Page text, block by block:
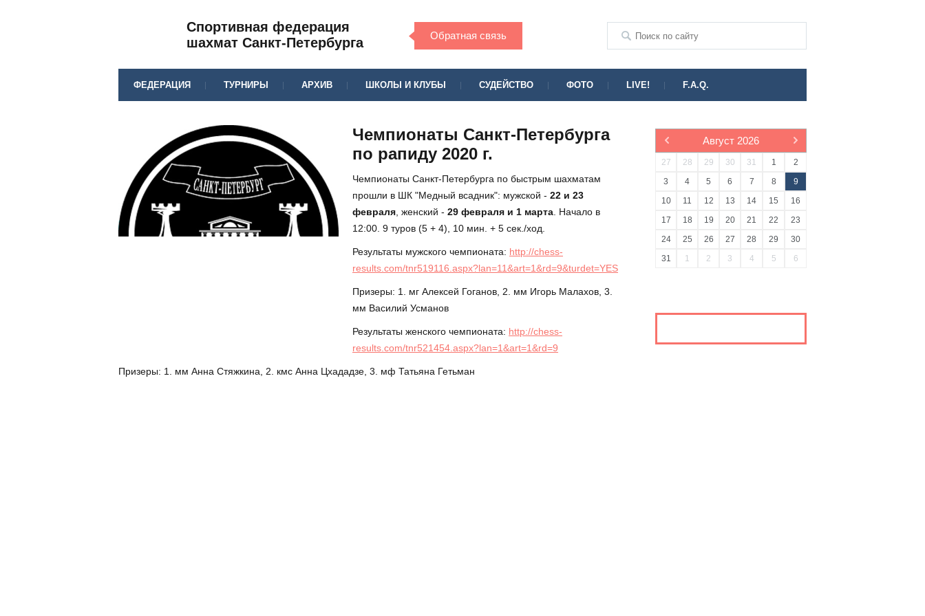
Спортивная федерация
шахмат Санкт-Петербурга
Обратная связь
ФЕДЕРАЦИЯ ТУРНИРЫ АРХИВ ШКОЛЫ И КЛУБЫ СУДЕЙСТВО ФОТО LIVE! F.A.Q.
Чемпионаты Санкт-Петербурга
по рапиду 2020 г.
Чемпионаты Санкт-Петербурга по быстрым шахматам
прошли в ШК "Медный всадник": мужской - 22 и 23
февраля , женский - 29 февраля и 1 марта . Начало в
12:00. 9 туров (5 + 4), 10 мин. + 5 сек./ход.
Результаты мужского чемпионата: http://chess-
results.com/tnr519116.aspx?lan=11&art=1&rd=9&turdet=YES
Призеры: 1. мг Алексей Гоганов, 2. мм Игорь Малахов, 3.
мм Василий Усманов
Результаты женского чемпионата: http://chess-
results.com/tnr521454.aspx?lan=1&art=1&rd=9
Призеры: 1. мм Анна Стяжкина, 2. кмс Анна Цхададзе, 3. мф Татьяна Гетьман
Август 2026
27 28 29 30 31 1
2
3
4 5 6 7 8
9
10
11 12 13 14 15
16
17
18 19 20 21 22
23
24
25 26 27 28 29
30
31
1 2 3 4 5 6